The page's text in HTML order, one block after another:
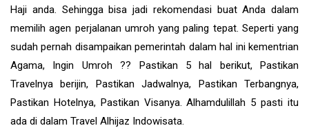
Haji anda. Sehingga bisa jadi rekomendasi buat Anda dalam
memilih agen perjalanan umroh yang paling tepat. Seperti yang
sudah pernah disampaikan pemerintah dalam hal ini kementrian
Agama, Ingin Umroh ?? Pastikan 5 hal berikut, Pastikan
Travelnya berijin, Pastikan Jadwalnya, Pastikan Terbangnya,
Pastikan Hotelnya, Pastikan Visanya. Alhamdulillah 5 pasti itu
ada di dalam Travel Alhijaz Indowisata.